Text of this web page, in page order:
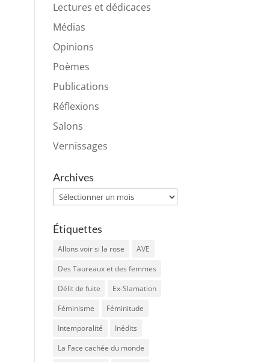
Lectures et dédicaces
Médias
Opinions
Poèmes
Publications
Réflexions
Salons
Vernissages
Archives
Archives
Étiquettes
Allons voir si la rose
AVE
Des Taureaux et des femmes
Délit de fuite
Ex-Slamation
Féminisme
Féminitude
Intemporalité
Inédits
La Face cachée du monde